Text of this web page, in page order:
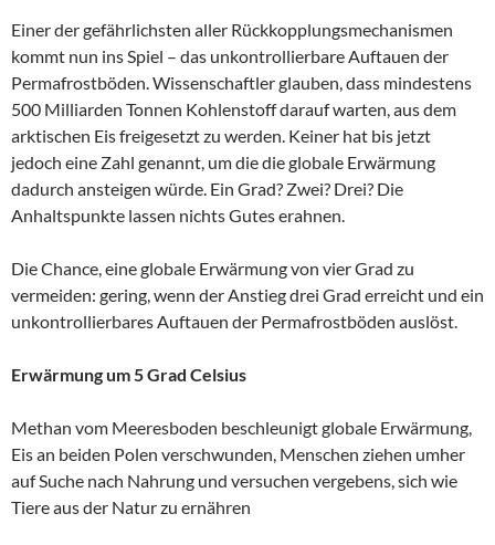
Einer der gefährlichsten aller Rückkopplungsmechanismen
kommt nun ins Spiel – das unkontrollierbare Auftauen der
Permafrostböden. Wissenschaftler glauben, dass mindestens
500 Milliarden Tonnen Kohlenstoff darauf warten, aus dem
arktischen Eis freigesetzt zu werden. Keiner hat bis jetzt
jedoch eine Zahl genannt, um die die globale Erwärmung
dadurch ansteigen würde. Ein Grad? Zwei? Drei? Die
Anhaltspunkte lassen nichts Gutes erahnen.
Die Chance, eine globale Erwärmung von vier Grad zu
vermeiden: gering, wenn der Anstieg drei Grad erreicht und ein
unkontrollierbares Auftauen der Permafrostböden auslöst.
Erwärmung um 5 Grad Celsius
Methan vom Meeresboden beschleunigt globale Erwärmung,
Eis an beiden Polen verschwunden, Menschen ziehen umher
auf Suche nach Nahrung und versuchen vergebens, sich wie
Tiere aus der Natur zu ernähren